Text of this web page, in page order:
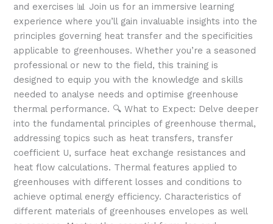
and exercises 📊 Join us for an immersive learning
experience where you’ll gain invaluable insights into the
principles governing heat transfer and the specificities
applicable to greenhouses. Whether you’re a seasoned
professional or new to the field, this training is
designed to equip you with the knowledge and skills
needed to analyse needs and optimise greenhouse
thermal performance. 🔍 What to Expect: Delve deeper
into the fundamental principles of greenhouse thermal,
addressing topics such as heat transfers, transfer
coefficient U, surface heat exchange resistances and
heat flow calculations. Thermal features applied to
greenhouses with different losses and conditions to
achieve optimal energy efficiency. Characteristics of
different materials of greenhouses envelopes as well